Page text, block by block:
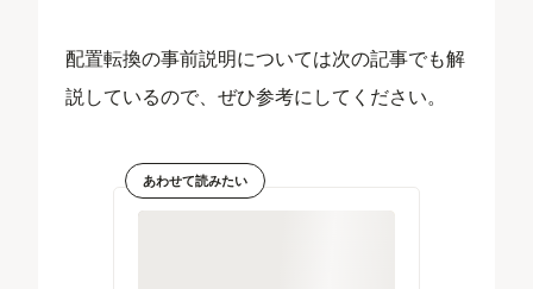
配置転換の事前説明については次の記事でも解
説しているので、ぜひ参考にしてください。
あわせて読みたい